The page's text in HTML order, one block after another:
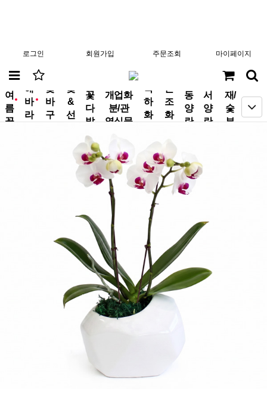
로그인 회원가입 주문조회 마이페이지
new
여
름
꽃
new
해
바
라
꽃
바
구
꽃
&
선
꽃
다
발
개업화
분/관
엽식물
축
하
화
근
조
화
동
양
란
서
양
란
분
재/
숯
부